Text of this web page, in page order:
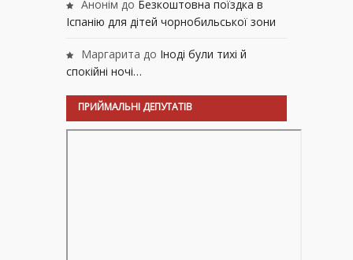
Анонім до Безкоштовна поїздка в
Іспанію для дітей чорнобильської зони
Маргарита до Іноді були тихі й
спокійні ночі…
ПРИЙМАЛЬНІ ДЕПУТАТІВ